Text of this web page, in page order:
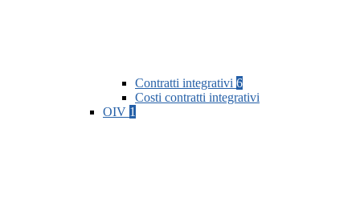
Contratti integrativi 6
Costi contratti integrativi
OIV 1